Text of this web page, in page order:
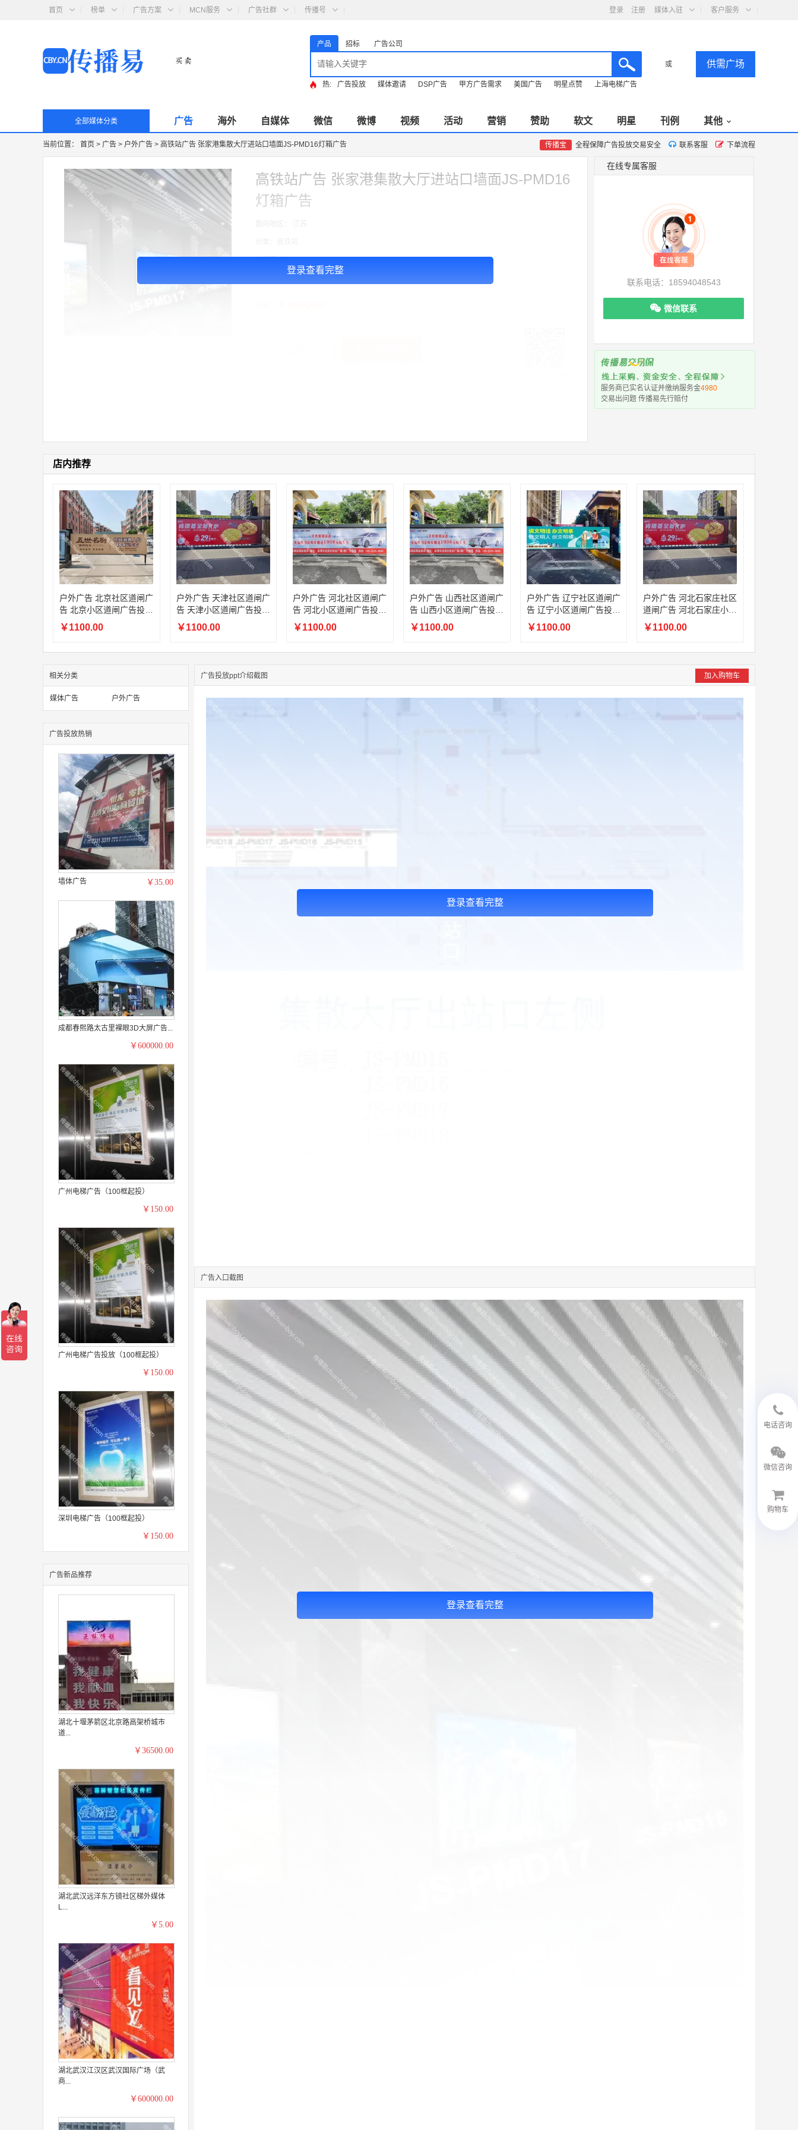
首页 榜单 广告方案 MCN服务 广告社群 传播号 登录 注册 媒体入驻 客户服务
产品 招标 广告公司
或 供需广场
热: 广告投放 媒体邀请 DSP广告 甲方广告需求 美国广告 明星点赞 上海电梯广告
全部媒体分类 广告 海外 自媒体 微信 微博 视频 活动 营销 赞助 软文 明星 刊例 其他
当前位置： 首页 > 广告 > 户外广告 > 高铁站广告 张家港集散大厅进站口墙面JS-PMD16灯箱广告 传播宝 全程保障广告投放交易安全 联系客服 下单流程
登录查看完整
高铁站广告 张家港集散大厅进站口墙面JS-PMD16
灯箱广告
05:17:23 182****1341
联系了该媒体所在商家
03:00:41 153****4020 联系了该媒体所在商家
05:19:34 150****6182 联系了该媒体所在商家
03:27:46 181****7631 联系了该媒体所在商家
03:18:49 173****0620 联系了该媒体所在商家
03:20:56 156****3374 联系了该媒体所在商家
03:42:33 158****0746 联系了该媒体所在商家
01:59:39 189****2617 联系了该媒体所在商家
12:40:20 177****7961 联系了该媒体所在商家
04:12:36 181****8167
联系了该媒体所在商家
01:50:54 192****2334 联系了该媒体所在商家
在线专属客服
联系电话：18594048543
微信联系
服务商已实名认证并缴纳服务金4980
交易出问题 传播易先行赔付
店内推荐
户外广告 北京社区道闸广
告 北京小区道闸广告投放
价格
￥1100.00
户外广告 天津社区道闸广
告 天津小区道闸广告投放
价格
￥1100.00
户外广告 河北社区道闸广
告 河北小区道闸广告投放
价格
￥1100.00
户外广告 山西社区道闸广
告 山西小区道闸广告投放
价格
￥1100.00
户外广告 辽宁社区道闸广
告 辽宁小区道闸广告投放
价格
￥1100.00
户外广告 河北石家庄社区
道闸广告 河北石家庄小区
道闸广告投放价格
￥1100.00
相关分类
媒体广告 户外广告
广告投放热销
墙体广告 ￥35.00
成都春熙路太古里裸眼3D大屏广告...
￥600000.00
广州电梯广告（100框起投）
￥150.00
广州电梯广告投放（100框起投）
￥150.00
深圳电梯广告（100框起投）
￥150.00
广告新品推荐
湖北十堰茅箭区北京路高架桥城市
道...
￥36500.00
湖北武汉远洋东方镜社区梯外媒体
L...
￥5.00
湖北武汉江汉区武汉国际广场（武
商...
￥600000.00
广告投放ppt介绍截图 加入购物车
登录查看完整
广告入口截图
登录查看完整
电话咨询
18594048543
微信咨询
微信客服
购物车